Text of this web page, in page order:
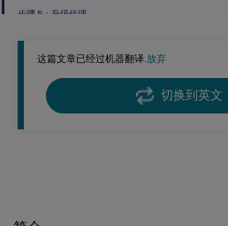
这篇文章已经过机器翻译.放弃
切换到英文
步骤 5：升级代理